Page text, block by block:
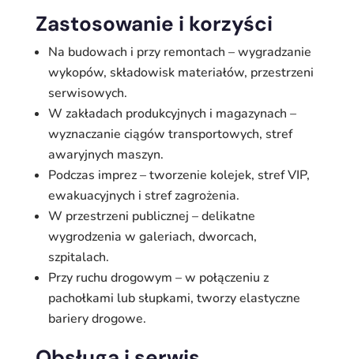
Zastosowanie i korzyści
Na budowach i przy remontach – wygradzanie
wykopów, składowisk materiałów, przestrzeni
serwisowych.
W zakładach produkcyjnych i magazynach –
wyznaczanie ciągów transportowych, stref
awaryjnych maszyn.
Podczas imprez – tworzenie kolejek, stref VIP,
ewakuacyjnych i stref zagrożenia.
W przestrzeni publicznej – delikatne
wygrodzenia w galeriach, dworcach,
szpitalach.
Przy ruchu drogowym – w połączeniu z
pachołkami lub słupkami, tworzy elastyczne
bariery drogowe.